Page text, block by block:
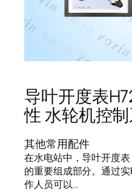
导叶开度表
性 水轮机控
其他常用配件
在水电站中，导叶开度
的重要组成部分。通过
作人员可以…